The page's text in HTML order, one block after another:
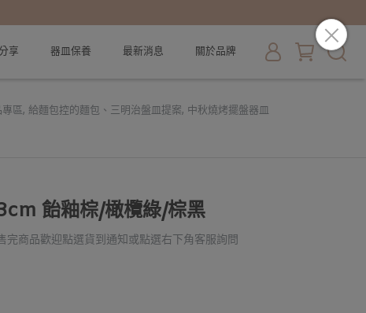
享 器皿保養 最新消息 關於品牌
區, 給麵包控的麵包、三明治盤皿提案, 中秋燒烤擺盤器皿
飴釉棕/橄欖綠/棕黑
完商品歡迎點選貨到通知或點選右下角客服詢問